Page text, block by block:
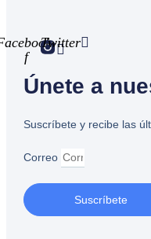
f
Twitter
Únete a
Suscríbete y recibe las
Correo
Suscríbete